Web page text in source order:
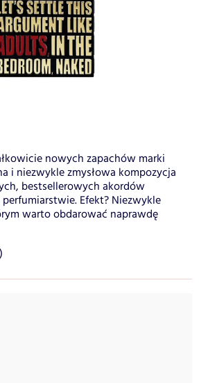
nowych zapachów marki
i niezwykle zmysłowa kompozycja
bestsellerowych akordów
Efekt? Niezwykle
warto obdarować naprawdę